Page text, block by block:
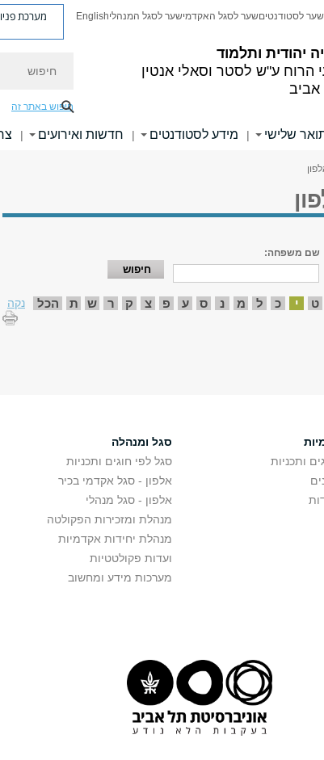
יהודית ותלמוד
הרוח ע"ש לסטר וסאלי אנטין
אביב
שער לסטודנטיםשער לסגל האקדמישער לסגל המנהליEnglish מערכת
חיפוש באתר זה
שלישי | מידע לסטודנטים | חדשות ואירועים |
שם משפחה:
ט י כ ל מ נ ס ע פ צ ק ר ש ת הכל נקה
ותכניות
סגל ומנהלה
סגל לפי חוגים ותכניות
אלפון - סגל אקדמי בכיר
אלפון - סגל מנהלי
מנהלת ומזכירות הפקולטה
מנהלת יחידות אקדמיות
ועדות פקולטטיות
מערכות מידע ומחשוב